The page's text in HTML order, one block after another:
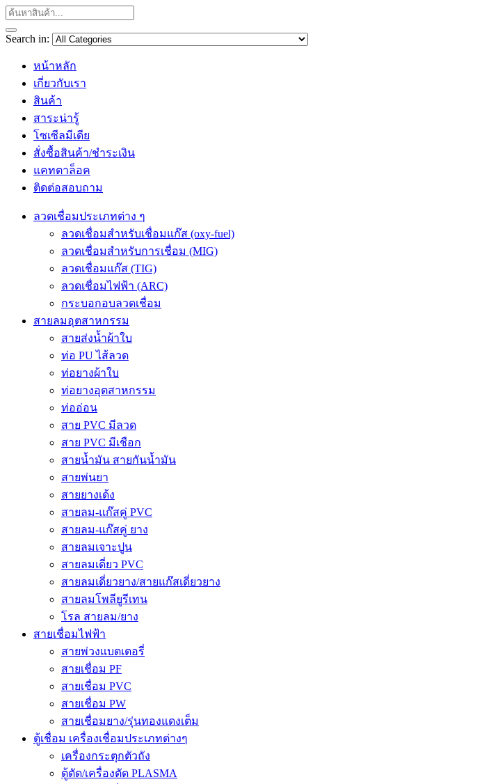
Search in:
หน้าหลัก
เกี่ยวกับเรา
สินค้า
สาระน่ารู้
โซเซีลมีเดีย
สั่งซื้อสินค้า/ชำระเงิน
แคทตาล็อค
ติดต่อสอบถาม
ลวดเชื่อมประเภทต่าง ๆ
ลวดเชื่อมสำหรับเชื่อมแก๊ส (oxy-fuel)
ลวดเชื่อมสำหรับการเชื่อม (MIG)
ลวดเชื่อมแก๊ส (TIG)
ลวดเชื่อมไฟฟ้า (ARC)
กระบอกอบลวดเชื่อม
สายลมอุตสาหกรรม
สายส่งน้ำผ้าใบ
ท่อ PU ไส้ลวด
ท่อยางผ้าใบ
ท่อยางอุตสาหกรรม
ท่ออ่อน
สาย PVC มีลวด
สาย PVC มีเชือก
สายน้ำมัน สายกันน้ำมัน
สายพ่นยา
สายยางเด้ง
สายลม-แก๊สคู่ PVC
สายลม-แก๊สคู่ ยาง
สายลมเจาะปูน
สายลมเดี่ยว PVC
สายลมเดี่ยวยาง/สายแก๊สเดี่ยวยาง
สายลมโพลียูรีเทน
โรล สายลม/ยาง
สายเชื่อมไฟฟ้า
สายพ่วงแบตเตอรี่
สายเชื่อม PF
สายเชื่อม PVC
สายเชื่อม PW
สายเชื่อมยาง/รุ่นทองแดงเต็ม
ตู้เชื่อม เครื่องเชื่อมประเภทต่างๆ
เครื่องกระตุกตัวถัง
ตู้ตัด/เครื่องตัด PLASMA